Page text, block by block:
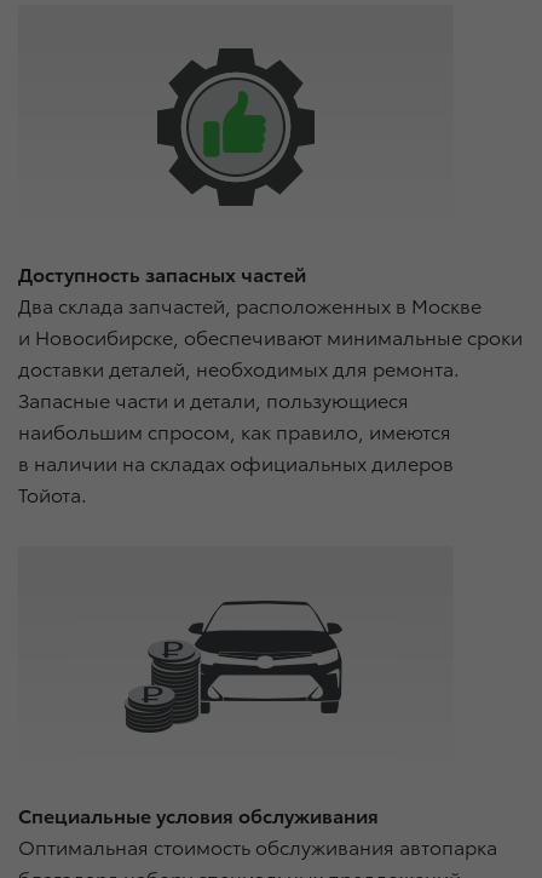
Доступность запасных частей
Два склада запчастей, расположенных в Москве
и Новосибирске, обеспечивают минимальные сроки
доставки деталей, необходимых для ремонта.
Запасные части и детали, пользующиеся
наибольшим спросом, как правило, имеются
в наличии на складах официальных дилеров
Тойота.
Специальные условия обслуживания
Оптимальная стоимость обслуживания автопарка